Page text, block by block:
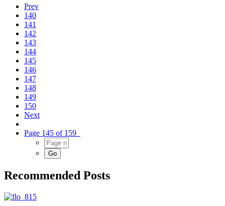
Prev
140
141
142
143
144
145
146
147
148
149
150
Next
Page 145 of 159
Recommended Posts